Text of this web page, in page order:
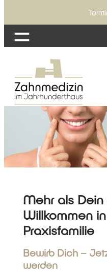
Mehr als
Willkommen
Praxisfamilie
Bewirb Dich –
werden